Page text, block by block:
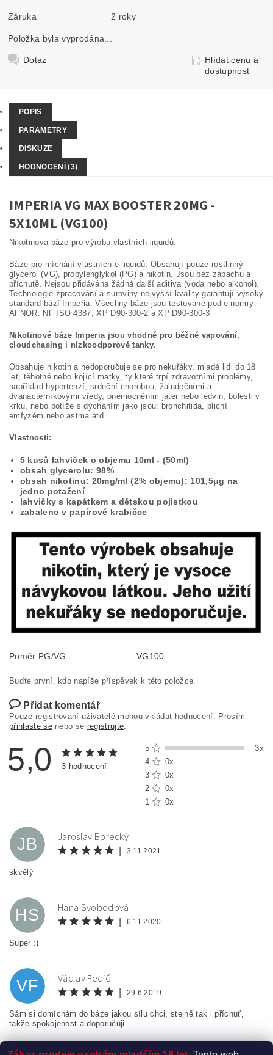
Záruka 2 roky
Položka byla vyprodána...
Dotaz
Hlídat cenu a
dostupnost
POPIS
PARAMETRY
DISKUZE
HODNOCENÍ (3)
IMPERIA VG MAX BOOSTER 20MG -
5X10ML (VG100)
Nikotinová báze pro výrobu vlastních liquidů.
Báze pro míchání vlastních e-liquidů. Obsahují pouze rostlinný
glycerol (VG), propylenglykol (PG) a nikotin. Jsou bez zápachu a
příchutě. Nejsou přidávána žádná další aditiva (voda nebo alkohol).
Technologie zpracování a suroviny nejvyšší kvality garantují vysoký
standard bází Imperia. Všechny báze jsou testované podle normy
AFNOR: NF ISO 4387, XP D90-300-2 a XP D90-300-3
Nikotinové báze Imperia jsou vhodné pro běžné vapování,
cloudchasing i nízkoodporové tanky.
Obsahuje nikotin a nedoporučuje se pro nekuřáky, mladé lidi do 18
let, těhotné nebo kojící matky, ty které trpí zdravotními problémy,
například hypertenzí, srdeční chorobou, žaludečními a
dvanácterníkovými vředy, onemocněním jater nebo ledvin, bolesti v
krku, nebo potíže s dýcháním jako jsou: bronchitida, plicní
emfyzém nebo astma atd.
Vlastnosti:
5 kusů lahviček o objemu 10ml - (50ml)
obsah glycerolu: 98%
obsah nikotinu: 20mg/ml (2% objemu); 101,5μg na
jedno potažení
lahvičky s kapátkem a dětskou pojistkou
zabaleno v papírové krabičce
Poměr PG/VG VG100
Buďte první, kdo napíše příspěvek k této položce.
Přidat komentář
Pouze registrovaní uživatelé mohou vkládat hodnocení. Prosím
přihlaste senebo se registrujte
5,0 3 hodnocení
5
3x
4
0x
3
0x
2
0x
1
0x
JB Jaroslav Borecký
3.11.2021
skvělý
HS Hana Svobodová
6.11.2020
Super :)
VF Václav Fedič
29.6.2019
Sám si domíchám do báze jakou sílu chci, stejně tak i příchuť,
takže spokojenost a doporučuji.